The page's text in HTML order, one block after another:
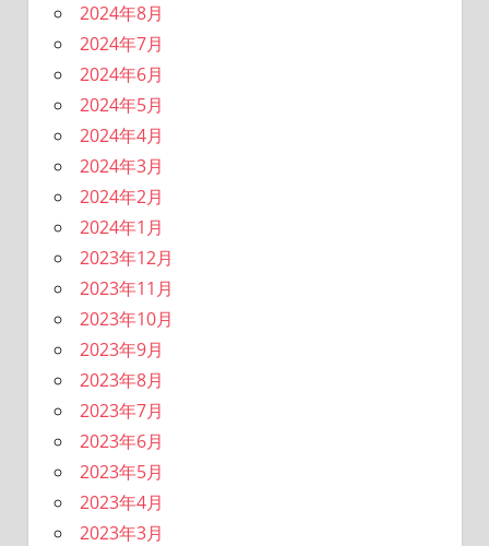
2024年8月
2024年7月
2024年6月
2024年5月
2024年4月
2024年3月
2024年2月
2024年1月
2023年12月
2023年11月
2023年10月
2023年9月
2023年8月
2023年7月
2023年6月
2023年5月
2023年4月
2023年3月